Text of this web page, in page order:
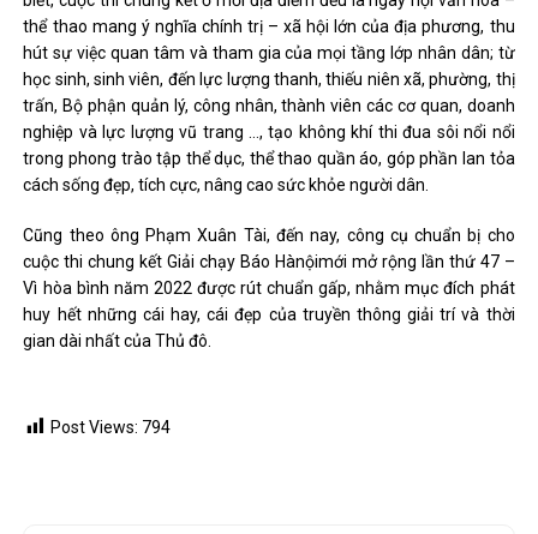
thể thao mang ý nghĩa chính trị – xã hội lớn của địa phương, thu
hút sự việc quan tâm và tham gia của mọi tầng lớp nhân dân; từ
học sinh, sinh viên, đến lực lượng thanh, thiếu niên xã, phường, thị
trấn, Bộ phận quản lý, công nhân, thành viên các cơ quan, doanh
nghiệp và lực lượng vũ trang …, tạo không khí thi đua sôi nổi nổi
trong phong trào tập thể dục, thể thao quần áo, góp phần lan tỏa
cách sống đẹp, tích cực, nâng cao sức khỏe người dân.
Cũng theo ông Phạm Xuân Tài, đến nay, công cụ chuẩn bị cho
cuộc thi chung kết Giải chạy Báo Hànộimới mở rộng lần thứ 47 –
Vì hòa bình năm 2022 được rút chuẩn gấp, nhằm mục đích phát
huy hết những cái hay, cái đẹp của truyền thông giải trí và thời
gian dài nhất của Thủ đô.
Post Views: 794